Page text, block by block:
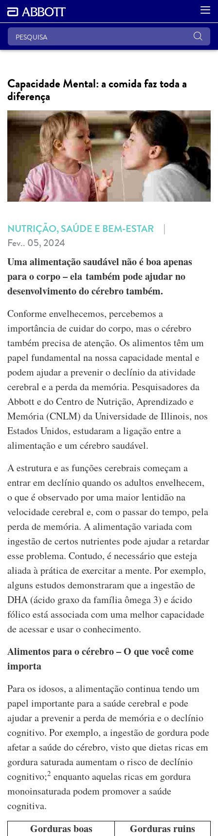
Capacidade Mental: a comida faz toda a
diferença
NUTRIÇÃO, SAÚDE E BEM-ESTAR
|
Fev.. 05, 2024
Uma alimentação saudável não é boa apenas
para o corpo – ela também pode ajudar no
desenvolvimento do cérebro também.
Conforme envelhecemos, percebemos a
importância de cuidar do corpo, mas o cérebro
também precisa de atenção. Os alimentos têm um
papel fundamental na nossa capacidade mental e
podem ajudar a prevenir o declínio da atividade
cerebral e a perda da memória. Pesquisadores da
Abbott e do Centro de Nutrição, Aprendizado e
Memória (CNLM) da Universidade de Illinois, nos
Estados Unidos, estudaram a ligação entre a
alimentação e um cérebro saudável.
A estrutura e as funções cerebrais começam a
entrar em declínio quando os adultos envelhecem,
o que é observado por uma maior lentidão na
velocidade cerebral e, com o passar do tempo, pela
perda de memória. A alimentação variada com
ingestão de certos nutrientes pode ajudar a retardar
esse problema. Contudo, é necessário que esteja
aliada à prática de exercitar a mente. Por exemplo,
alguns estudos demonstraram que a ingestão de
DHA (ácido graxo da família ômega 3) e ácido
fólico está associada com uma melhor capacidade
de acessar e usar o conhecimento.
Alimentos para o cérebro – O que você come
importa
Para os idosos, a alimentação continua tendo um
papel importante para a saúde cerebral e pode
ajudar a prevenir a perda de memória e o declínio
cognitivo. Por exemplo, a ingestão de gordura pode
afetar a saúde do cérebro, visto que dietas ricas em
gordura saturada aumentam o risco de declínio
cognitivo;2 enquanto aquelas ricas em gordura
monoinsaturada podem promover a saúde
cognitiva.
Gorduras boas Gorduras ruins